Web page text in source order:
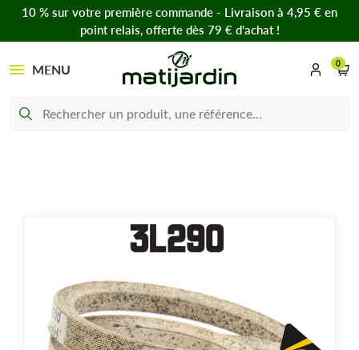
10 % sur votre première commande - Livraison à 4,95 € en
point relais, offerte dès 79 € d’achat !
MENU 0